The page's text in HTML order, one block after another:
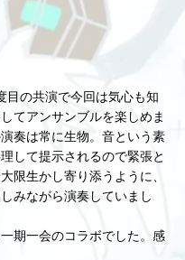
目の共演で今回は気心も知
てアンサンブルを楽しめま
奏は常に生物。音という素
して提示されるので緊張と
限生かし寄り添うように、
みながら演奏していまし
期一会のコラボでした。感